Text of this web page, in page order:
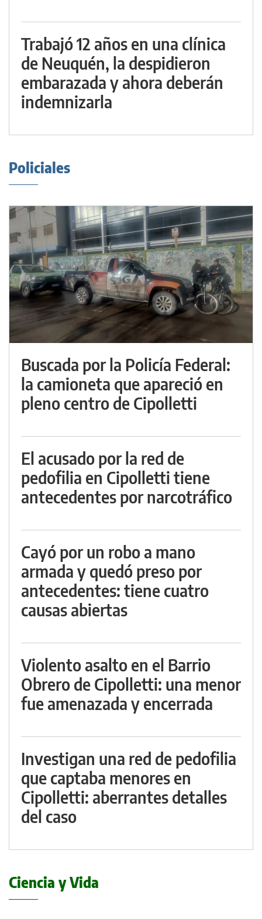
Trabajó 12 años en una clínica
de Neuquén, la despidieron
embarazada y ahora deberán
indemnizarla
Policiales
Buscada por la Policía Federal:
la camioneta que apareció en
pleno centro de Cipolletti
El acusado por la red de
pedofilia en Cipolletti tiene
antecedentes por narcotráfico
Cayó por un robo a mano
armada y quedó preso por
antecedentes: tiene cuatro
causas abiertas
Violento asalto en el Barrio
Obrero de Cipolletti: una menor
fue amenazada y encerrada
Investigan una red de pedofilia
que captaba menores en
Cipolletti: aberrantes detalles
del caso
Ciencia y Vida